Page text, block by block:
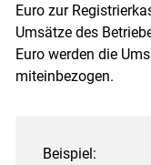
Euro zur
Umsätze des
Euro werden die
miteinbezogen.
Beispiel: